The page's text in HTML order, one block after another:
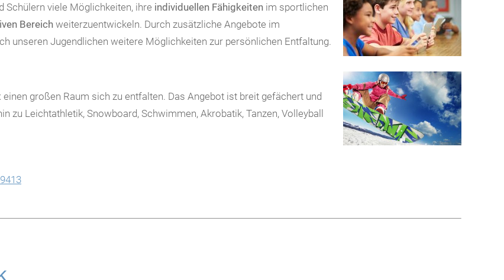
Schülern viele Möglichkeiten, ihre individuellen Fähigkeiten im sportlichen
Bereich weiterzuentwickeln. Durch zusätzliche Angebote im
unseren Jugendlichen weitere Möglichkeiten zur persönlichen Entfaltung.
einen großen Raum sich zu entfalten. Das Angebot ist breit gefächert und
zu Leichtathletik, Snowboard, Schwimmen, Akrobatik, Tanzen, Volleyball